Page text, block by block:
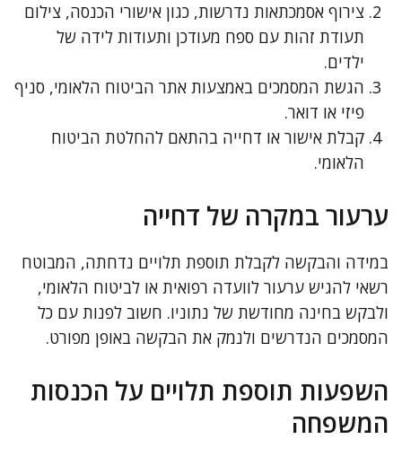
צירוף אסמכתאות נדרשות, כגון אישורי הכנסה, צילום
תעודת זהות עם ספח מעודכן ותעודות לידה של
ילדים.
הגשת המסמכים באמצעות אתר הביטוח הלאומי, סניף
פיזי או דואר.
קבלת אישור או דחייה בהתאם להחלטת הביטוח
הלאומי.
ערעור במקרה של דחייה
במידה והבקשה לקבלת תוספת תלויים נדחתה, המבוטח
רשאי להגיש ערעור לוועדה רפואית או לביטוח הלאומי,
ולבקש בחינה מחודשת של נתוניו. חשוב לפנות עם כל
המסמכים הנדרשים ולנמק את הבקשה באופן מפורט.
השפעות תוספת תלויים על הכנסות
המשפחה